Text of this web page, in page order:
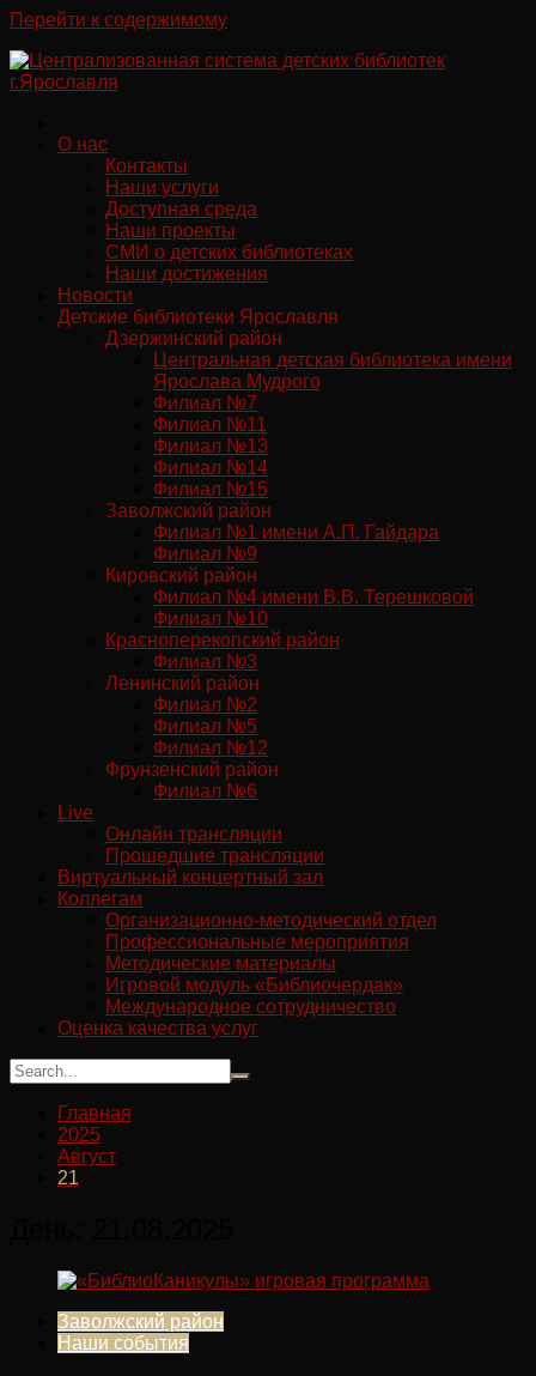
Перейти к содержимому
О нас
Контакты
Наши услуги
Доступная среда
Наши проекты
СМИ о детских библиотеках
Наши достижения
Новости
Детские библиотеки Ярославля
Дзержинский район
Центральная детская библиотека имени
Ярослава Мудрого
Филиал №7
Филиал №11
Филиал №13
Филиал №14
Филиал №15
Заволжский район
Филиал №1 имени А.П. Гайдара
Филиал №9
Кировский район
Филиал №4 имени В.В. Терешковой
Филиал №10
Красноперекопский район
Филиал №3
Ленинский район
Филиал №2
Филиал №5
Филиал №12
Фрунзенский район
Филиал №6
Live
Онлайн трансляции
Прошедшие трансляции
Виртуальный концертный зал
Коллегам
Организационно-методический отдел
Профессиональные мероприятия
Методические материалы
Игровой модуль «Библиочердак»
Международное сотрудничество
Оценка качества услуг
Главная
2025
Август
21
Заволжский район
Наши события